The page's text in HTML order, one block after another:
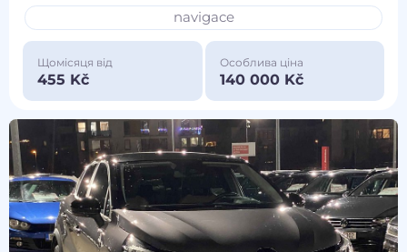
navigace
Щомісяця від
455 Kč
Особлива ціна
140 000 Kč